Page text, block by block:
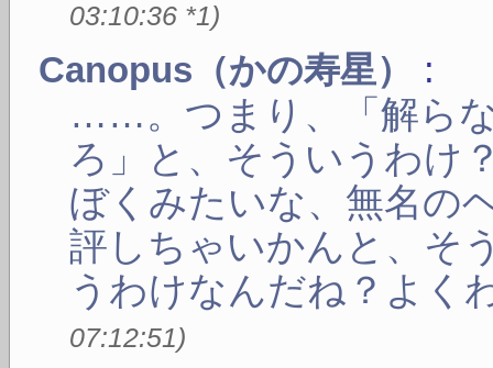
03:10:36 *1)
Canopus（かの寿星）
:
……。つまり、「解ら
ろ」と、そういうわけ
ぼくみたいな、無名の
評しちゃいかんと、そ
うわけなんだね？よ
07:12:51)